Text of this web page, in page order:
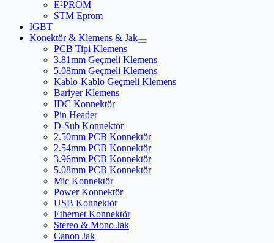
E²PROM
STM Eprom
IGBT
Konektör & Klemens & Jak
PCB Tipi Klemens
3.81mm Geçmeli Klemens
5.08mm Geçmeli Klemens
Kablo-Kablo Geçmeli Klemens
Bariyer Klemens
IDC Konnektör
Pin Header
D-Sub Konnektör
2.50mm PCB Konnektör
2.54mm PCB Konnektör
3.96mm PCB Konnektör
5.08mm PCB Konnektör
Mic Konnektör
Power Konnektör
USB Konnektör
Ethernet Konnektör
Stereo & Mono Jak
Canon Jak